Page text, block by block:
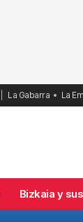
La Gabarra La
Bizkaia y